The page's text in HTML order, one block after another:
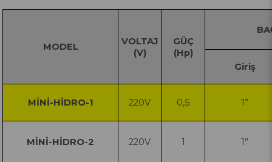
MODEL
VOLTAJ
(V)
GÜÇ
(Hp)
Giriş
MİNİ-HİDRO-1 220V 0,5 1”
MİNİ-HİDRO-2 220V 1 1”